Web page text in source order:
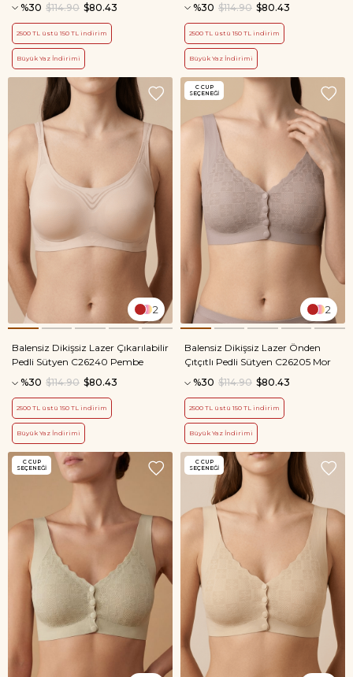
%30
$80.43
$114.90
2500 TL üstü 150 TL indirim
Büyük Yaz İndirimi
%30
$80.43
$114.90
2500 TL üstü 150 TL indirim
Büyük Yaz İndirimi
2
Balensiz Dikişsiz Lazer Çıkarılabilir
Pedli Sütyen C26240 Pembe
%30
$80.43
$114.90
2500 TL üstü 150 TL indirim
Büyük Yaz İndirimi
2
Balensiz Dikişsiz Lazer Önden
Çıtçıtlı Pedli Sütyen C26205 Mor
%30
$80.43
$114.90
2500 TL üstü 150 TL indirim
Büyük Yaz İndirimi
C CUP
SEÇENEĞI
C CUP
SEÇENEĞI
C CUP
SEÇENEĞI